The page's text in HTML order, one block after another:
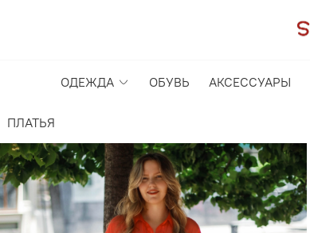
ОДЕЖДА ОБУВЬ АКСЕССУАРЫ
ПЛАТЬЯ